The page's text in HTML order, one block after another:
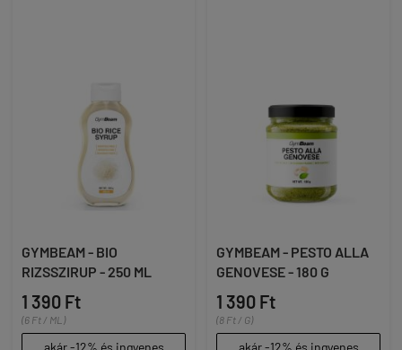
GYMBEAM - BIO
RIZSSZIRUP - 250 ML
1 390 Ft
(6 Ft / ML)
akár -12% és ingyenes
GYMBEAM - PESTO ALLA
GENOVESE - 180 G
1 390 Ft
(8 Ft / G)
akár -12% és ingyenes